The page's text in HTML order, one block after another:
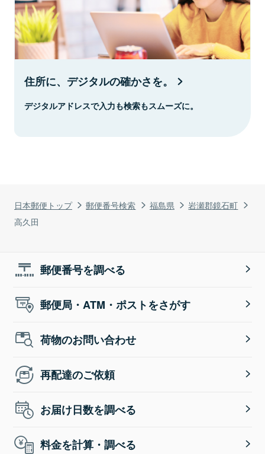
日本郵便トップ 郵便番号検索 福島県
岩瀬郡鏡石町
高久田
住所に、デジタルの確かさを。
デジタルアドレスで入力も検索もスムーズに。
郵便番号を調べる
郵便局・ATM・ポストをさがす
荷物のお問い合わせ
再配達のご依頼
お届け日数を調べる
料金を計算・調べる